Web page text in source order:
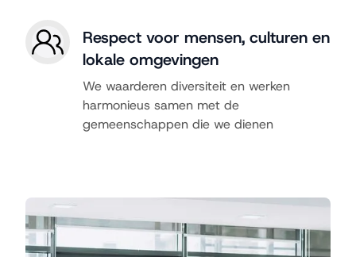
Respect voor mensen, culturen en
lokale omgevingen
We waarderen diversiteit en werken
harmonieus samen met de
gemeenschappen die we dienen